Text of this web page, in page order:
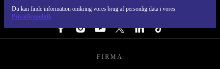
Du kan finde information omkring vores brug af personlig data i vores
Privatlivspolitik
FØLG OS
FIRMA